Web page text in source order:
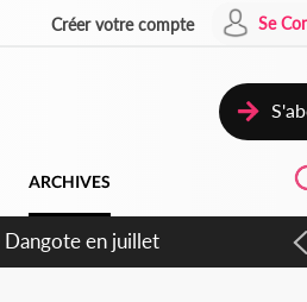
Créer votre compte Se
ARCHIVES